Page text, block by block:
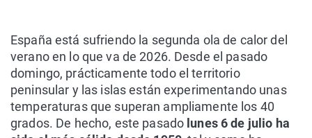
España está sufriendo la segunda ola de calor del
verano en lo que va de 2026. Desde el pasado
domingo, prácticamente todo el territorio
peninsular y las islas están experimentando unas
temperaturas que superan ampliamente los 40
grados. De hecho, este pasado lunes 6 de julio ha